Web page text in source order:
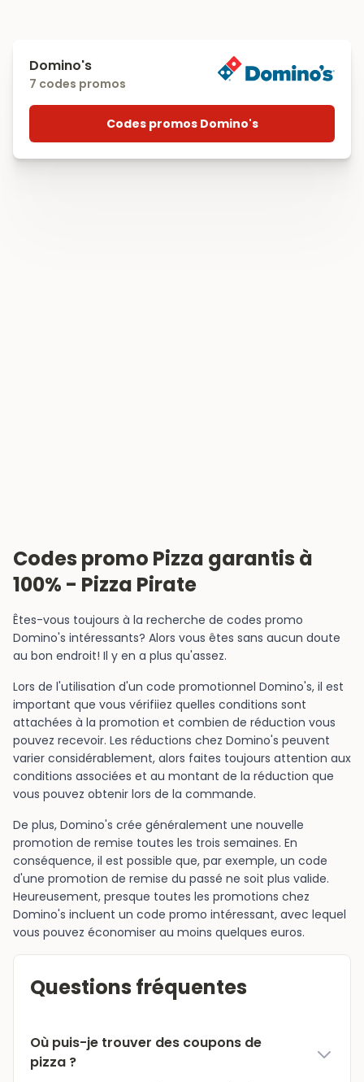
Domino's
7 codes promos
Codes promos Domino's
Codes promo Pizza garantis à
100% - Pizza Pirate
Êtes-vous toujours à la recherche de codes promo
Domino's intéressants? Alors vous êtes sans aucun doute
au bon endroit! Il y en a plus qu'assez.
Lors de l'utilisation d'un code promotionnel Domino's, il est
important que vous vérifiiez quelles conditions sont
attachées à la promotion et combien de réduction vous
pouvez recevoir. Les réductions chez Domino's peuvent
varier considérablement, alors faites toujours attention aux
conditions associées et au montant de la réduction que
vous pouvez obtenir lors de la commande.
De plus, Domino's crée généralement une nouvelle
promotion de remise toutes les trois semaines. En
conséquence, il est possible que, par exemple, un code
d'une promotion de remise du passé ne soit plus valide.
Heureusement, presque toutes les promotions chez
Domino's incluent un code promo intéressant, avec lequel
vous pouvez économiser au moins quelques euros.
Questions fréquentes
Où puis-je trouver des coupons de
pizza ?